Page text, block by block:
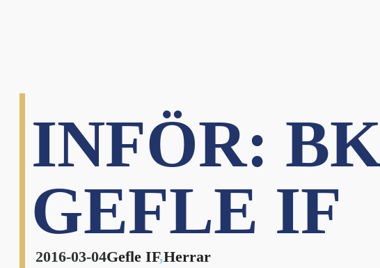
INFÖR:
GEFLE IF
2016-03-04Gefle IF,Herrar